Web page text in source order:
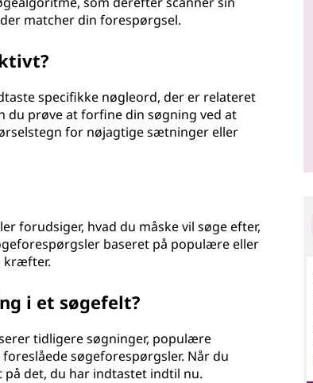
matcher din forespørgsel.
specifikke nøgleord, der er relateret
du prøve at forfine din søgning ved at
for nøjagtige sætninger eller
forudsiger, hvad du måske vil søge efter,
baseret på populære eller
kræfter.
i et søgefelt?
tidligere søgninger, populære
søgeforespørgsler. Når du
det, du har indtastet indtil nu.